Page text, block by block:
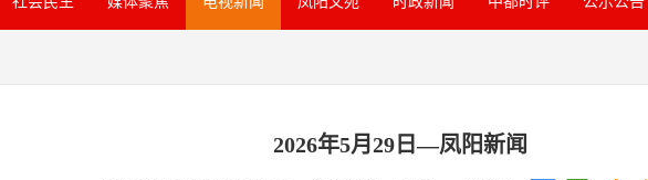
2026年5月29日—凤阳新闻